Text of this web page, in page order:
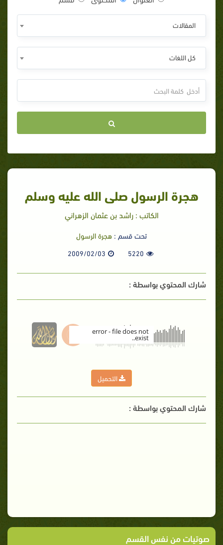
المقالات
كل اللغات
هجرة الرسول صلى الله عليه وسلم
الكاتب : راشد بن عثمان الزهراني
تحت قسم : هجرة الرسول
5220
2009/02/03
شارك المحتوي بواسطة :
error - file does not
exist..
التحميل
شارك المحتوي بواسطة :
صوتيات من نفس القسم